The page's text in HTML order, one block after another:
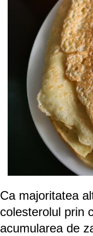
Ca majoritatea
colesterolul prin
acumularea de